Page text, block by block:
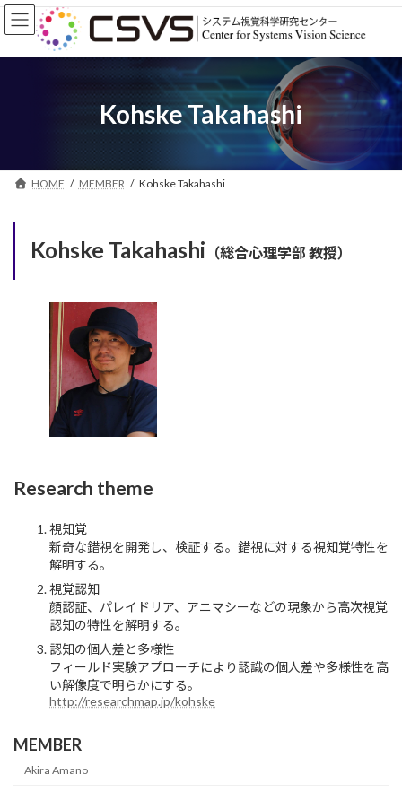
Skip
to
the
Skip
to
the
Navigation
Kohske Takahashi
HOME MEMBER Kohske Takahashi
Kohske Takahashi （総合心理学部 教授）
Research theme
視知覚
新奇な錯視を開発し、検証する。錯視に対する視知覚特性を
解明する。
視覚認知
顔認証、パレイドリア、アニマシーなどの現象から高次視覚
認知の特性を解明する。
認知の個人差と多様性
フィールド実験アプローチにより認識の個人差や多様性を高
い解像度で明らかにする。
http://researchmap.jp/kohske
MEMBER
Akira Amano